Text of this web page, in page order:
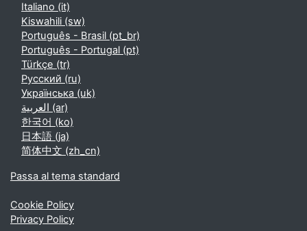
Italiano ‎(it)‎
Kiswahili ‎(sw)‎
Português - Brasil ‎(pt_br)‎
Português - Portugal ‎(pt)‎
Türkçe ‎(tr)‎
Русский ‎(ru)‎
Українська ‎(uk)‎
العربية ‎(ar)‎
한국어 ‎(ko)‎
日本語 ‎(ja)‎
简体中文 ‎(zh_cn)‎
Passa al tema standard
Cookie Policy
Privacy Policy